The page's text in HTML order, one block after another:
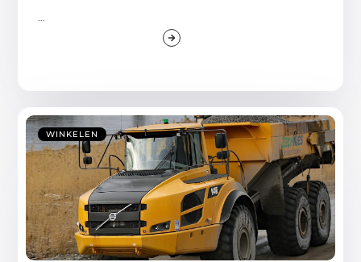
...
WINKELEN